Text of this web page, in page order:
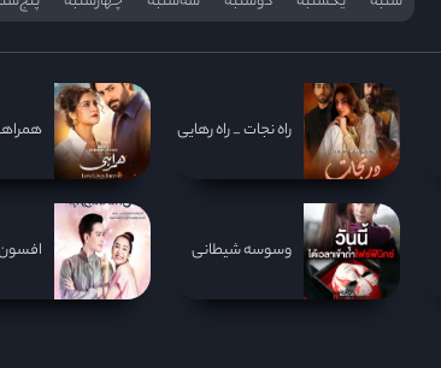
راه نجات _ راه رهایی
وسوسه شیطانی